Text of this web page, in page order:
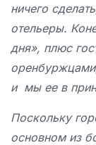
ничего
отельеры.
дня», плюс
и мы ее в
Поскольку
основном из